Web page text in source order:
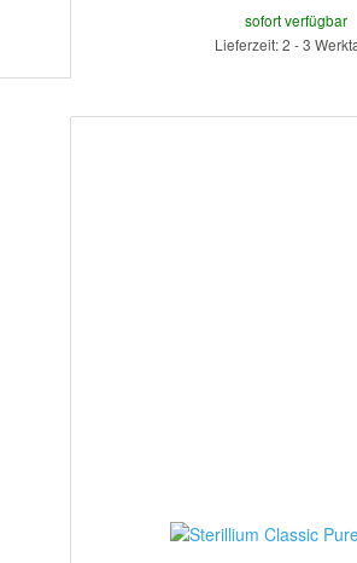
sofort verfügbar
Lieferzeit: 2 - 3